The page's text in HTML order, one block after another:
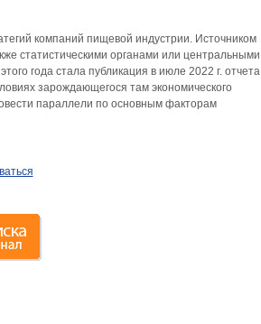
компаний пищевой индустрии. Источником
статистическими органами или центральными
года стала публикация в июле 2022 г. отчета
зарождающегося там экономического
параллели по основным факторам